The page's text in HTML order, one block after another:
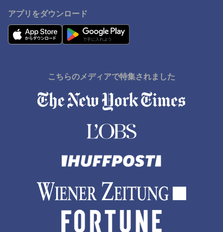
アプリをダウンロード
こちらのメディアで特集されました